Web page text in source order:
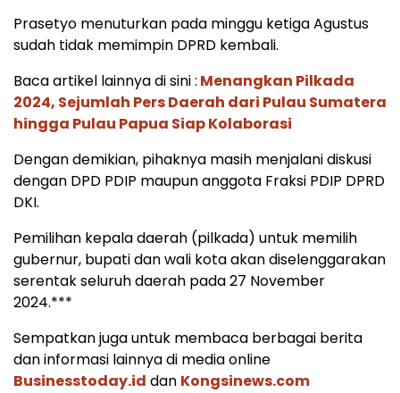
Prasetyo menuturkan pada minggu ketiga Agustus
sudah tidak memimpin DPRD kembali.
Baca artikel lainnya di sini : Menangkan Pilkada
2024, Sejumlah Pers Daerah dari Pulau Sumatera
hingga Pulau Papua Siap Kolaborasi
Dengan demikian, pihaknya masih menjalani diskusi
dengan DPD PDIP maupun anggota Fraksi PDIP DPRD
DKI.
Pemilihan kepala daerah (pilkada) untuk memilih
gubernur, bupati dan wali kota akan diselenggarakan
serentak seluruh daerah pada 27 November
2024.***
Sempatkan juga untuk membaca berbagai berita
dan informasi lainnya di media online
Businesstoday.id dan Kongsinews.com